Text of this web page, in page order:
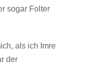
sogar Folter
als ich Imre
der